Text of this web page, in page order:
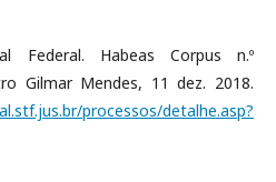
Federal. Habeas Corpus n.º
Gilmar Mendes, 11 dez. 2018.
processos/detalhe.asp?